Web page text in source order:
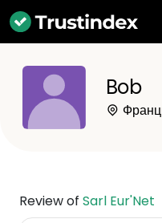
Bob
Review of Sarl Eur'Net